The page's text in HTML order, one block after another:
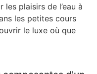
plaisirs de l’eau à
les petites cours
le luxe où que